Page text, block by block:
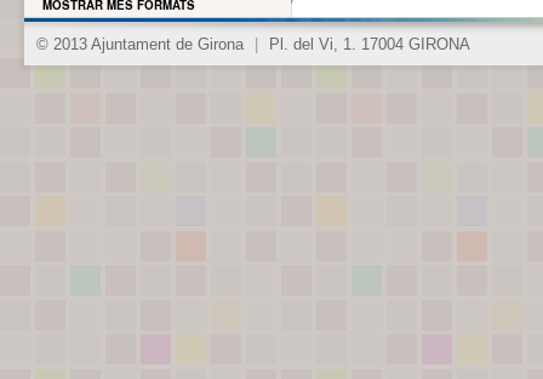
MOSTRAR MÉS FORMATS
© 2013 Ajuntament de Girona Pl. del Vi, 1. 17004 GIRONA